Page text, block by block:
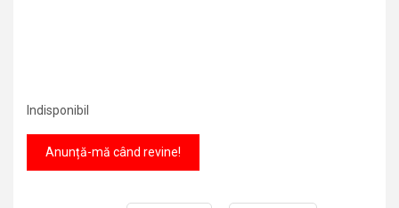
Indisponibil
Anunță-mă când revine!